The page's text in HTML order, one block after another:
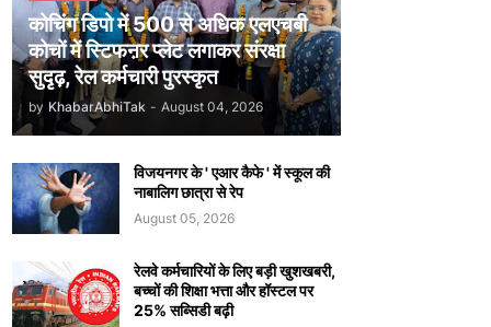
कोचिंग डिपो में 500 से अधिक एलएचबी
कोचों में स्टिफऩर प्लेट लगाकर संरक्षा
सुदृढ़, रेल कर्मचारी पुरस्कृत
by KhabarAbhiTak - August 04, 2026
विजयनगर के ' एआर कैफे ' में स्कूल की
नाबालिग छात्रा से रेप
August 05, 2026
रेलवे कर्मचारियों के लिए बड़ी खुशखबरी,
बच्चों की शिक्षा भत्ता और हॉस्टल पर
25% सब्सिडी बढ़ी